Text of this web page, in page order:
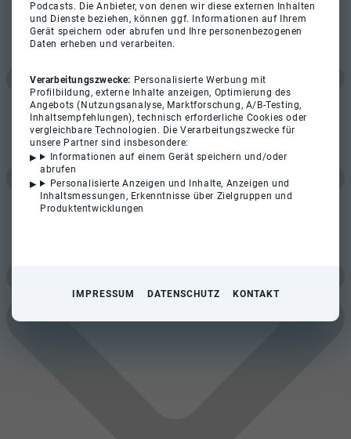
Podcasts. Die Anbieter, von denen wir diese externen Inhalten
und Dienste beziehen, können ggf. Informationen auf Ihrem
Gerät speichern oder abrufen und Ihre personenbezogenen
Daten erheben und verarbeiten.
Verarbeitungszwecke: Personalisierte Werbung mit
Profilbildung, externe Inhalte anzeigen, Optimierung des
Angebots (Nutzungsanalyse, Marktforschung, A/B-Testing,
Inhaltsempfehlungen), technisch erforderliche Cookies oder
vergleichbare Technologien. Die Verarbeitungszwecke für
unsere Partner sind insbesondere:
Informationen auf einem Gerät speichern und/oder
abrufen
Personalisierte Anzeigen und Inhalte, Anzeigen und
Inhaltsmessungen, Erkenntnisse über Zielgruppen und
Produktentwicklungen
IMPRESSUM DATENSCHUTZ KONTAKT